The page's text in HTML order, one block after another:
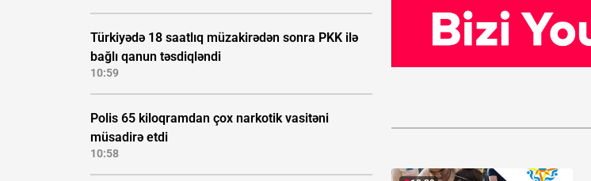
Türkiyədə 18 saatlıq müzakirədən sonra PKK ilə
bağlı qanun təsdiqləndi
10:59
Polis 65 kiloqramdan çox narkotik vasitəni
müsadirə etdi
10:58